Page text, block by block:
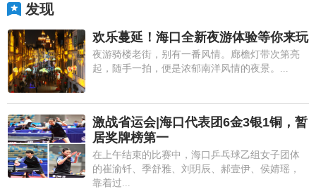
发现
欢乐蔓延！海口全新夜游体验等你来玩
夜游骑楼老街，别有一番风情。廊檐灯带次第亮
起，随手一拍，便是浓郁南洋风情的夜景。...
激战省运会|海口代表团6金3银1铜，暂
居奖牌榜第一
在上午结束的比赛中，海口乒乓球乙组女子团体
的崔渝钎、季舒雅、刘玥辰、郝壹伊、侯婧瑶，
靠着过...